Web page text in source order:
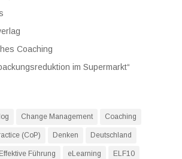
Coaching
im Supermarkt“
Change Management Coaching
(CoP) Denken Deutschland
Effektive Führung eLearning ELF10